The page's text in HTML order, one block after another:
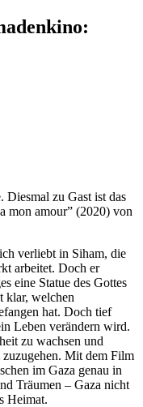
zu Gast ist das
mon amour” (2020) von
verliebt in Siham, die
arbeitet. Doch er
eine Statue des Gottes
klar, welchen
hat. Doch tief
Leben verändern wird.
zu wachsen und
zuzugehen. Mit dem Film
im Gaza genau in
Träumen – Gaza nicht
Heimat.